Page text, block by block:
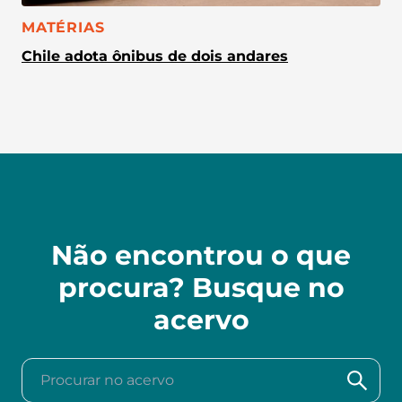
CATEGORIA:
MATÉRIAS
Chile adota ônibus de dois andares
Não encontrou o que
procura? Busque no
acervo
Procurar no acervo